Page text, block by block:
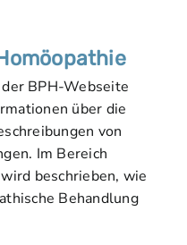
der BPH-Webseite
über die
von
Im Bereich
wird beschrieben, wie
Behandlung